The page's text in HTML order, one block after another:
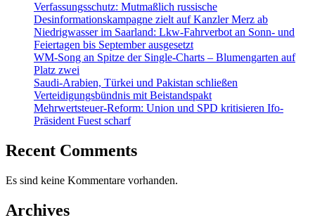
Verfassungsschutz: Mutmaßlich russische
Desinformationskampagne zielt auf Kanzler Merz ab
Niedrigwasser im Saarland: Lkw-Fahrverbot an Sonn- und
Feiertagen bis September ausgesetzt
WM-Song an Spitze der Single-Charts – Blumengarten auf
Platz zwei
Saudi-Arabien, Türkei und Pakistan schließen
Verteidigungsbündnis mit Beistandspakt
Mehrwertsteuer-Reform: Union und SPD kritisieren Ifo-
Präsident Fuest scharf
Recent Comments
Es sind keine Kommentare vorhanden.
Archives